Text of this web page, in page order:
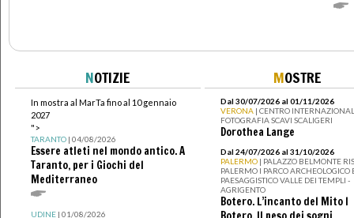
NOTIZIE
In mostra al MarTa fino al 10 gennaio
2027
">
TARANTO| 04/08/2026
Essere atleti nel mondo antico. A
Taranto, per i Giochi del
Mediterraneo
UDINE| 01/08/2026
MOSTRE
Dal 30/07/2026 al 01/11/2026
VERONA | CENTRO
FOTOGRAFIA SCAVI SCALIGERI
Dorothea Lange
Dal 24/07/2026 al 31/10/2026
PALERMO | PALAZZO BELMONTE
PALERMO I PARCO ARCHEOLOGICO
PAESAGGISTICO VALLE DEI TEMPLI -
AGRIGENTO
Botero. L’incanto del Mito I